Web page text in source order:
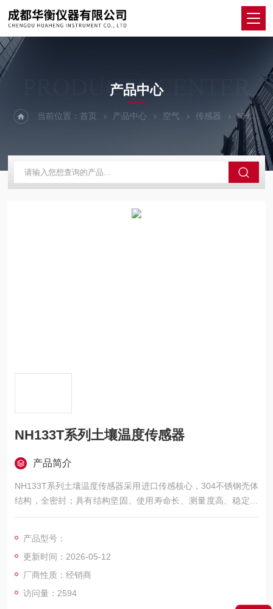
PRODUCTS CENTER
产品中心
当前位置：首页 产品中心 空气 传感器 NH133T系列土壤温度传感器
NH133T系列土壤温度传感器
产品简介
NH133T系列土壤温度传感器采用进口传感核心，304不锈钢壳体
结构，全密封；具有结构坚固、使用寿命长、测量度高、稳定性
好、微功耗、传输距离长、抗外界干扰能力强等特点，符合WMO
业、养殖业、温室、实验室等各类需土壤温度测量的场合。
产品型号：
更新时间：2026-05-12
厂商性质：经销商
访问量：2594